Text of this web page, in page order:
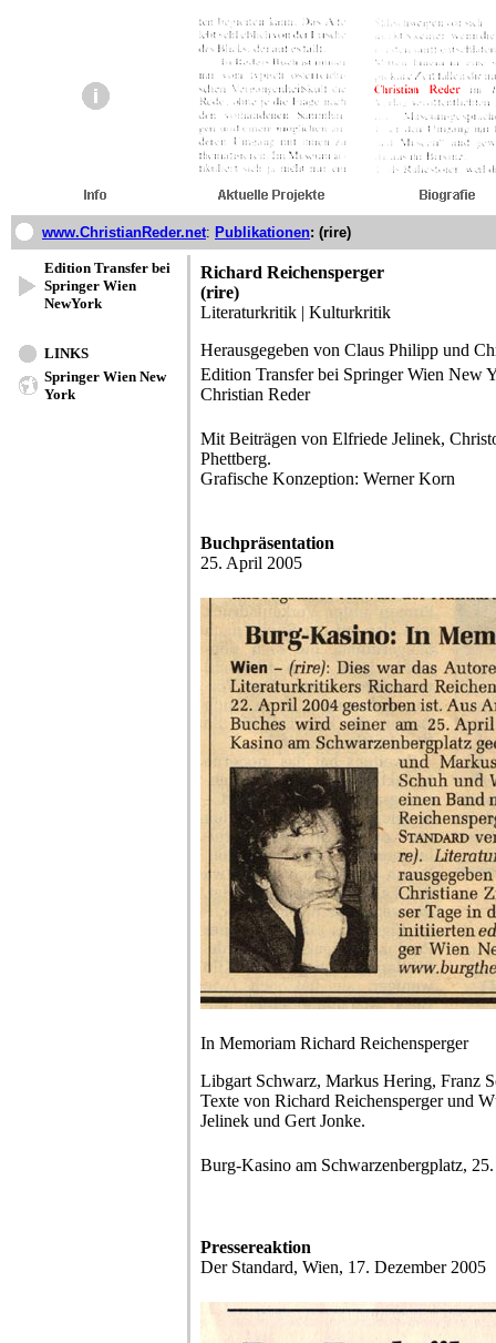
www.ChristianReder.net: Publikationen: (rire)
Edition Transfer bei
Springer Wien
NewYork
LINKS
Springer Wien New
York
Richard Reichensperger
(rire)
Literaturkritik | Kulturkritik
Herausgegeben von Claus Philipp und
Edition Transfer bei Springer Wien New
Christian Reder
Mit Beiträgen von Elfriede Jelinek,
Phettberg.
Grafische Konzeption: Werner Korn
Buchpräsentation
25. April 2005
In Memoriam Richard Reichensperger
Libgart Schwarz, Markus Hering, Franz
Texte von Richard Reichensperger und
Jelinek und Gert Jonke.
Burg-Kasino am Schwarzenbergplatz,
Pressereaktion
Der Standard, Wien, 17. Dezember 2005